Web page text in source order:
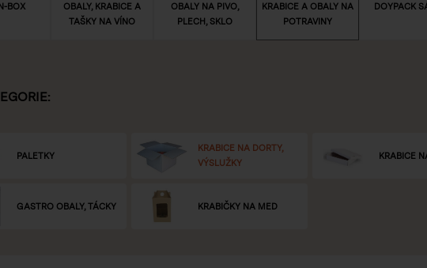
BOX
OBALY, KRABICE A
TAŠKY NA VÍNO
OBALY NA PIVO,
PLECH, SKLO
KRABICE A OBALY NA
POTRAVINY
DOYPACK
PALETKY
KRABICE NA DORTY,
VÝSLUŽKY
KRABICE
GASTRO OBALY, TÁCKY KRABIČKY NA MED